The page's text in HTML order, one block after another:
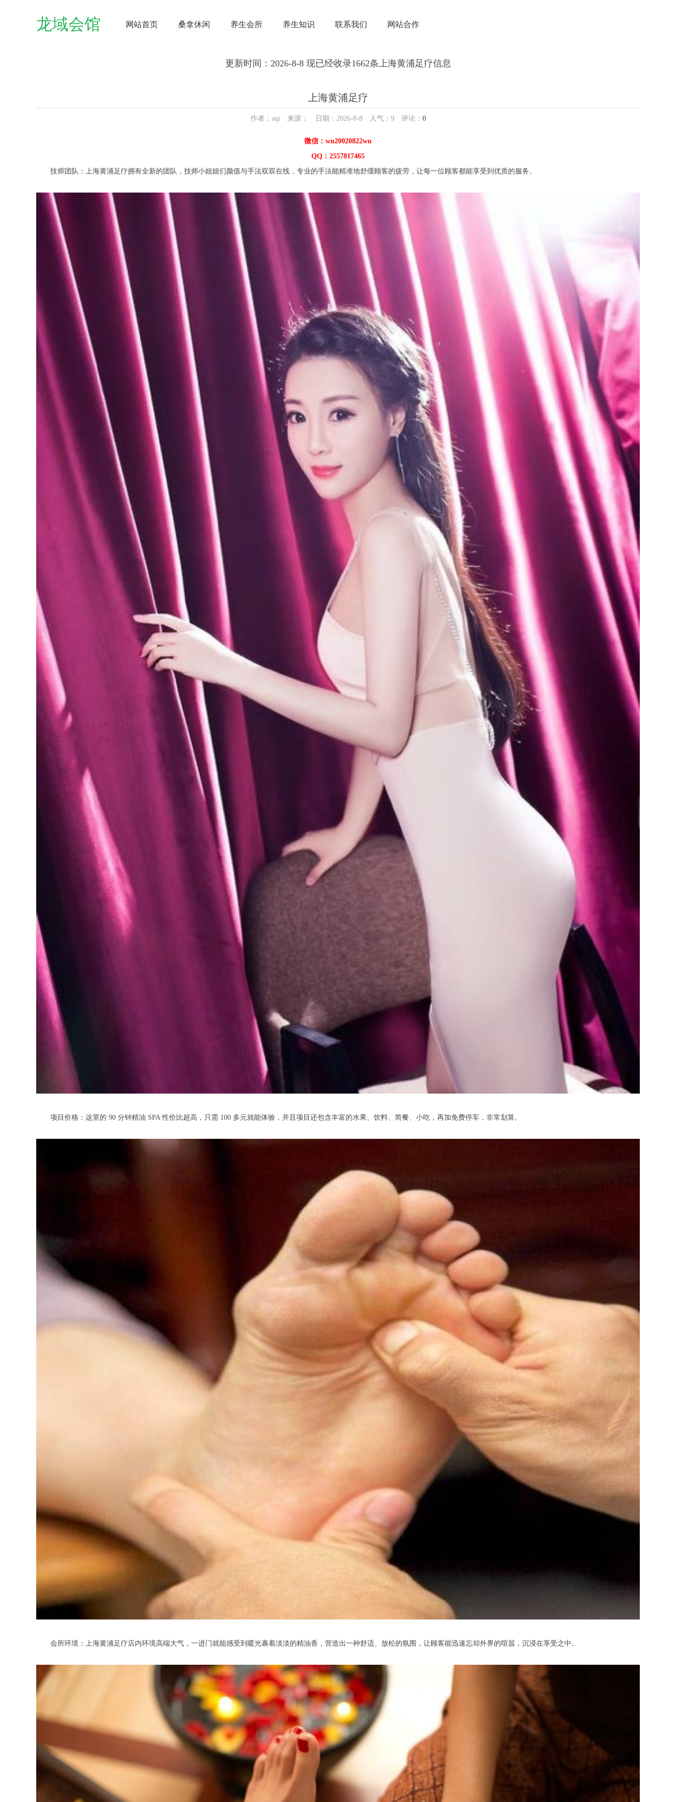
龙域会馆 网站首页 桑拿休闲 养生会所 养生知识 联系我们 网站合作
更新时间：2026-8-8 现已经收录1662条上海黄浦足疗信息
上海黄浦足疗
作者：aqi 来源： 日期：2026-8-8 人气： 9评论： 0
微信：wu20020822wu
QQ：2557817465
技师团队：上海黄浦足疗拥有全新的团队，技师小姐姐们颜值与手法双双在线，专业的手法能精准地舒缓顾客的疲劳，让每一位顾客都能享受到优质的服务。
项目价格：这里的 90 分钟精油 SPA 性价比超高，只需 100 多元就能体验，并且项目还包含丰富的水果、饮料、简餐、小吃，再加免费停车，非常划算。
会所环境：上海黄浦足疗店内环境高端大气，一进门就能感受到暖光裹着淡淡的精油香，营造出一种舒适、放松的氛围，让顾客能迅速忘却外界的喧嚣，沉浸在享受之中。